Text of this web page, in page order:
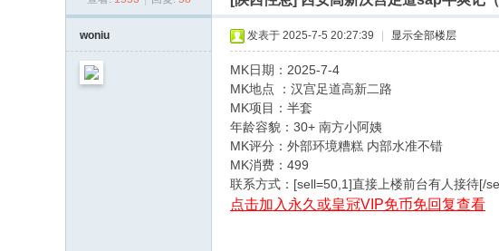
woniu 发表于 2025-7-5 20:27:39 显示全部楼层
MK日期：2025-7-4
MK地点 ：汉宫足道高新二路
MK项目：半套
年龄容貌：30+ 南方小阿姨
MK评分：外部环境糟糕 内部水准不错
MK消费：499
联系方式：[sell=50,1]直接上楼前台有人接待[/
点击加入永久或皇冠VIP免币免回复查看